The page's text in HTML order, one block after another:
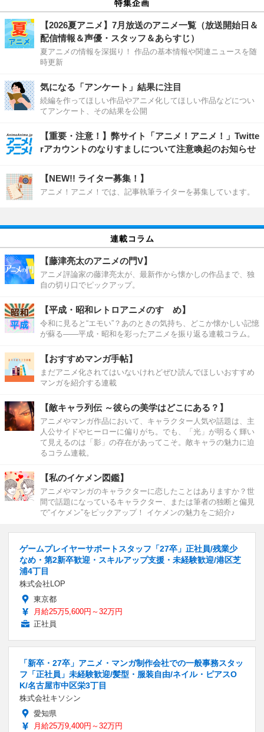
特集企画
【2026夏アニメ】7月放送のアニメ一覧（放送開始日＆
配信情報＆声優・スタッフ＆あらすじ）
夏アニメの情報を深掘り！ 作品の基本情報や関連ニュースを随
時更新
気になる「アンケート」結果に注目
続編を作ってほしい作品やアニメ化してほしい作品などについ
てアンケート、その結果を公開
【重要・注意！】弊サイト「アニメ！アニメ！」Twitte
rアカウントのなりすましについて注意喚起のお知らせ
【NEW!! ライター募集！】
アニメ！アニメ！では、記事執筆ライターを募集しています。
連載コラム
【藤津亮太のアニメの門V】
アニメ評論家の藤津亮太が、最新作から懐かしの作品まで、独
自の切り口でピックアップ。
【平成・昭和レトロアニメのすゝめ】
令和に見ると“エモい”？あのときの気持ち、どこか懐かしい記憶
が蘇る――平成・昭和を彩ったアニメを振り返る連載コラム。
【おすすめマンガ手帖】
まだアニメ化されてはいないけれどぜひ読んでほしいおすすめ
マンガを紹介する連載
【敵キャラ列伝 ～彼らの美学はどこにある？】
アニメやマンガ作品において、キャラクター人気や話題は、主
人公サイドやヒーローに偏りがち。でも、「光」が明るく輝い
て見えるのは「影」の存在があってこそ。敵キャラの魅力に迫
るコラム連載。
【私のイケメン図鑑】
アニメやマンガのキャラクターに恋したことはありますか？世
間で話題になっているキャラクター、または筆者の独断と偏見
で“イケメン”をピックアップ！ イケメンの魅力をご紹介♪
ゲームプレイヤーサポートスタッフ「27卒」正社員/残業少
なめ・第2新卒歓迎・スキルアップ支援・未経験歓迎/港区芝
浦4丁目
株式会社LOP
東京都
月給25万5,600円～32万円
正社員
「新卒・27卒」アニメ・マンガ制作会社での一般事務スタッ
フ「正社員」未経験歓迎/髪型・服装自由/ネイル・ピアスO
K/名古屋市中区栄3丁目
株式会社キソシン
愛知県
月給25万9,400円～32万円